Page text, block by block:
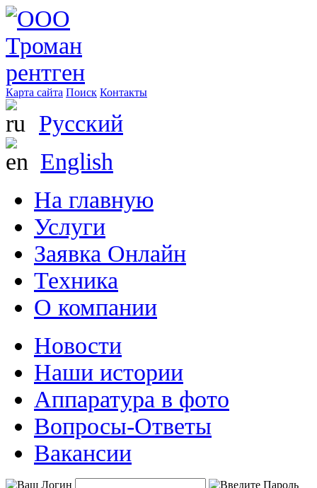
Карта сайта Поиск Контакты
Русский
English
На главную
Услуги
Заявка Онлайн
Техника
О компании
Новости
Наши истории
Аппаратура в фото
Вопросы-Ответы
Вакансии